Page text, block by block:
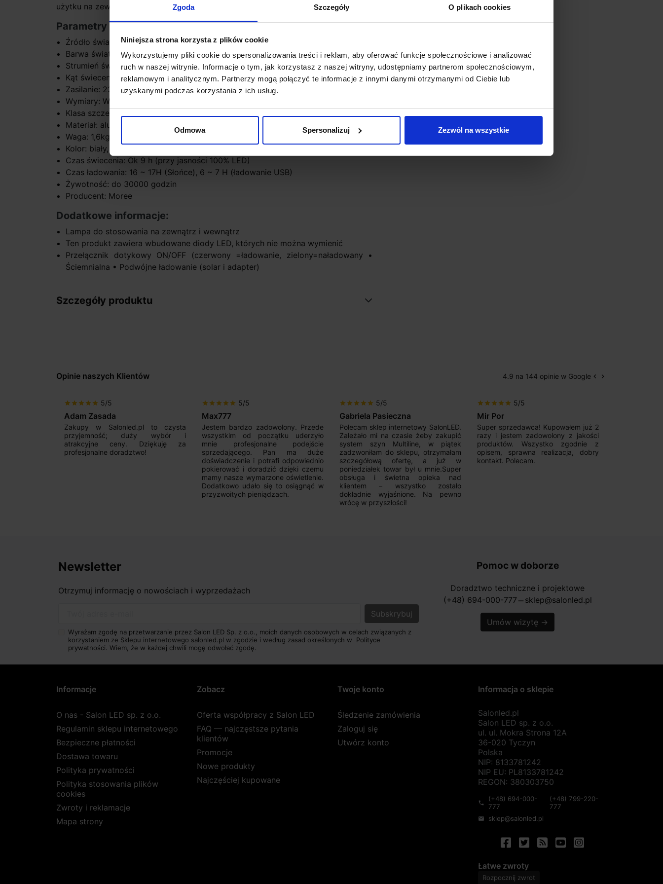
Zgoda Szczegóły O plikach cookies
Niniejsza strona korzysta z plików cookie
Wykorzystujemy pliki cookie do spersonalizowania treści i reklam, aby oferować funkcje społecznościowe i analizować
ruch w naszej witrynie. Informacje o tym, jak korzystasz z naszej witryny, udostępniamy partnerom społecznościowym,
reklamowym i analitycznym. Partnerzy mogą połączyć te informacje z innymi danymi otrzymanymi od Ciebie lub
uzyskanymi podczas korzystania z ich usług.
Odmowa Spersonalizuj Zezwól na wszystkie
użytku na zewnątrz i jest dostępne w kolorach białym i antracytowym.
Parametry techniczne:
Źródło światła: 1 x LED max 3W
Barwa światła 3000K
Strumień światła 238lm
Kąt świecenia: 36°
Zasilanie: 230V
Wymiary: W17,5 x D17,5 x H36 cm
Klasa szczelności: IP44
Materiał: aluminium
Waga: 1,6kg
Kolor: biały, antracyt
Czas świecenia: Ok 9 h (przy jasności 100% LED)
Czas ładowania: 16 ~ 17H (Słońce), 6 ~ 7 H (ładowanie USB)
Żywotność: do 30000 godzin
Producent: Moree
Dodatkowe informacje:
Lampa do stosowania na zewnątrz i wewnątrz
Ten produkt zawiera wbudowane diody LED, których nie można wymienić
Przełącznik dotykowy ON/OFF (czerwony =ładowanie, zielony=naładowany •
Ściemnialna • Podwójne ładowanie (solar i adapter)
Szczegóły produktu
Opinie naszych Klientów 4.9 na 144 opinie w Google Poprzedni
keyboard_arrow_left Następny
keyboard_arrow_right
star star star star star 5/5
Adam Zasada
Zakupy w Salonled.pl to czysta
przyjemność; duży wybór i
atrakcyjne ceny. Dziękuję za
profesjonalne doradztwo!
star star star star star 5/5
Max777
Jestem bardzo zadowolony. Przede
wszystkim od początku uderzyło
mnie profesjonalne podejście
sprzedającego. Pan ma duże
doświadczenie i potrafi odpowiednio
pokierować i doradzić dzięki czemu
mamy nasze wymarzone oświetlenie.
Dodatkowo udało się to osiągnąć w
przyzwoitych pieniądzach.
star star star star star 5/5
Gabriela Pasieczna
Polecam sklep internetowy SalonLED.
Zależało mi na czasie żeby zakupić
system szyn Multiline, w piątek
zadzwoniłam do sklepu, otrzymałam
szczegółową ofertę, a już w
poniedziałek towar był u mnie.Super
obsługa i świetna opieka nad
klientem – wszystko zostało
dokładnie wyjaśnione. Na pewno
wrócę w przyszłości!
star star star star star 5/5
Mir Por
Super sprzedawca! Kupowałem już 2
razy i jestem zadowolony z jakości
produktów. Wszystko zgodnie z
opisem, sprawna realizacja, dobry
kontakt. Polecam.
Newsletter
Otrzymuj informację o nowościach i wyprzedażach
Wyrażam zgodę na przetwarzanie przez Salon LED Sp. z o.o., moich danych osobowych w celach związanych z
korzystaniem ze Sklepu internetowego salonled.pl w zgodzie i według zasad określonych w Polityce
prywatności. Wiem, że w każdej chwili mogę odwołać zgodę.
Pomoc w doborze
Doradztwo techniczne i projektowe
(+48) 694-000-777 horizontal_rule sklep@salonled.pl
Umów wizytę →
Informacje
O nas - Salon LED sp. z o.o.
Regulamin sklepu internetowego
Bezpieczne płatności
Dostawa towaru
Polityka prywatności
Polityka stosowania plików
cookies
Zwroty i reklamacje
Mapa strony
Zobacz
Oferta współpracy z Salon LED
FAQ — najczęstsze pytania
klientów
Promocje
Nowe produkty
Najczęściej kupowane
Twoje konto
Śledzenie zamówienia
Zaloguj się
Utwórz konto
Informacja o sklepie
Salonled.pl
Salon LED sp. z o.o.
ul. ul. Mokra Strona 12A
36-020 Tyczyn
Polska
NIP: 8133781242
NIP EU: PL8133781242
REGON: 380303750
phone
(+48) 694-000-
777
(+48) 799-220-
777
mail sklep@salonled.pl
Łatwe zwroty
Rozpocznij zwrot